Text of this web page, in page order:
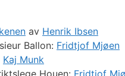
av Henrik Ibsen
Ballon: Fridtjof Mjøen
Kaj Munk
Houen: Fridtjof